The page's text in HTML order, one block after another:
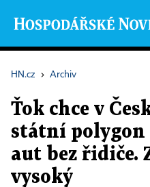
HN.cz › Archiv
Ťok chce v
státní polygon
aut bez řidiče.
vysoký